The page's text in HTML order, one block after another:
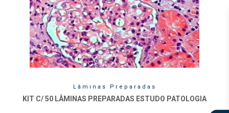
Lâminas Preparadas
KIT C/ 50 LÂMINAS PREPARADAS ESTUDO PATOLOGIA